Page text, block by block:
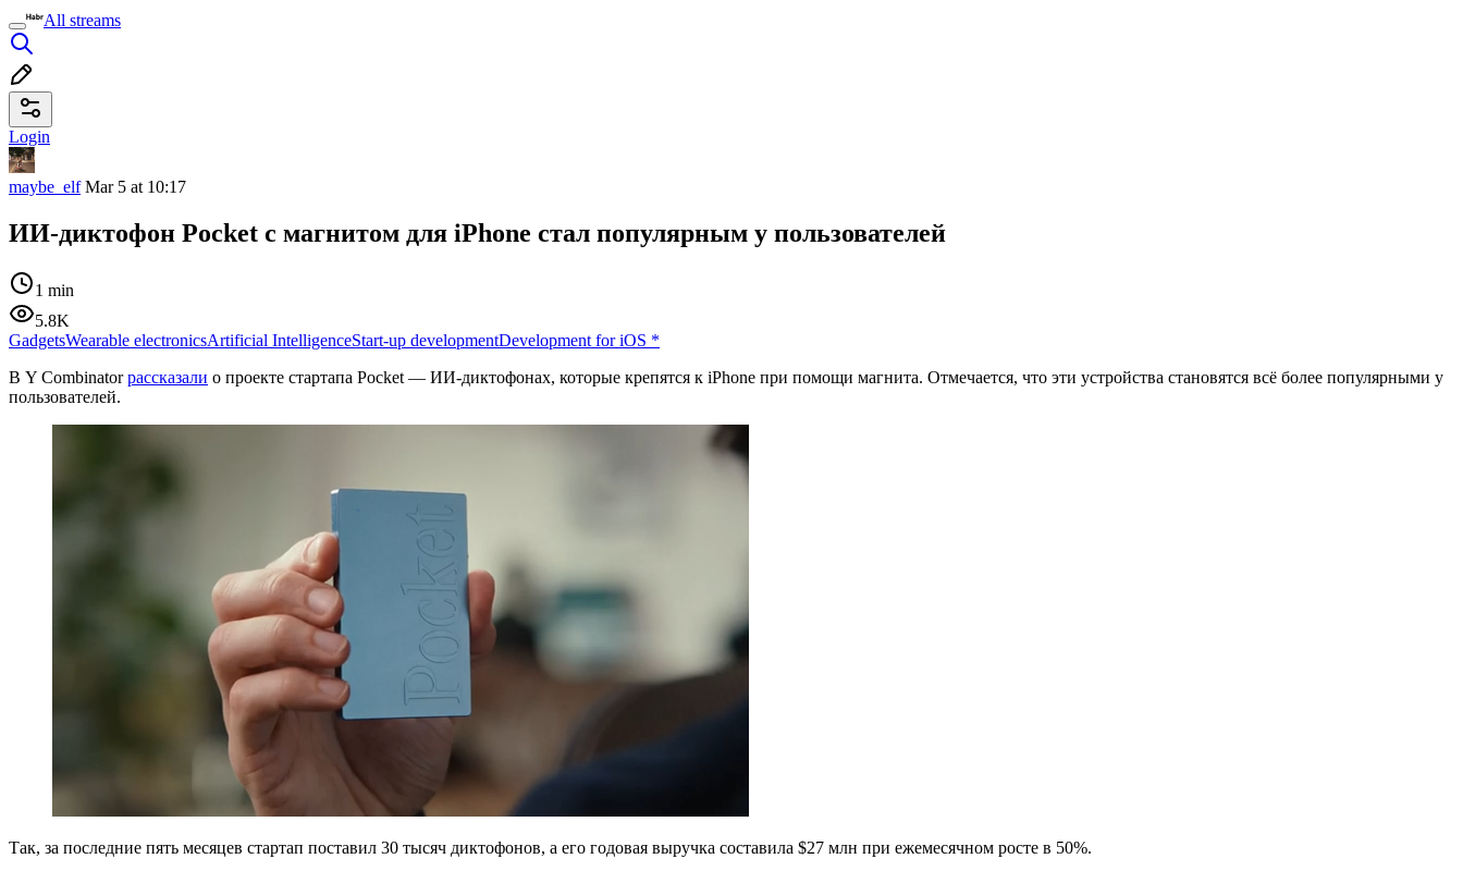
All streams
Login
maybe_elfMar 5 at 10:17
ИИ-диктофон Pocket с магнитом для iPhone стал популярным у пользователей
1 min
5.8K
GadgetsWearable electronicsArtificial IntelligenceStart-up developmentDevelopment for iOS *
В Y Combinatorрассказали о проекте стартапа Pocket — ИИ-диктофонах, которые крепятся к iPhone при помощи магнита. Отмечается, что эти устройства становятся всё более популярными у
пользователей.
Так, за последние пять месяцев стартап поставил 30 тысяч диктофонов, а его годовая выручка составила $27 млн при ежемесячном росте в 50%.